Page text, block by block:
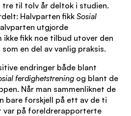
tre til tolv år deltok i studien.
Halvparten fikk Sosial
utgjorde
fikk noe tilbud utover den
en del av vanlig praksis.
endringer både blant
ferdighetstrening og blant de
Når man sammenliknet de
bare forskjell på ett av de ti
var på foreldrerapporterte